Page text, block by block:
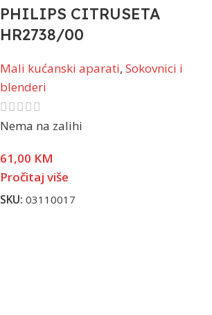
PHILIPS CITRUSETA
HR2738/00
Mali kućanski aparati, Sokovnici i
blenderi
Nema na zalihi
61,00 KM
Pročitaj više
SKU: 03110017